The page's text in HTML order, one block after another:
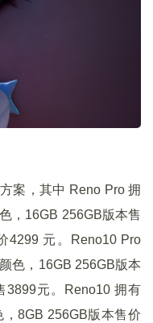
案，其中 Reno Pro 拥
，16GB 256GB版本售
4299 元。Reno10 Pro
色，16GB 256GB版本
3899元。Reno10 拥有
8GB 256GB版本售价